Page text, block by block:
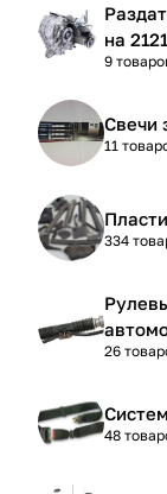
на
9
Свечи
11
334
26
48